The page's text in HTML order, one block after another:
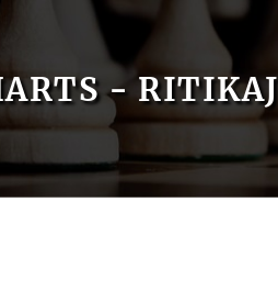
- RITIKAJ